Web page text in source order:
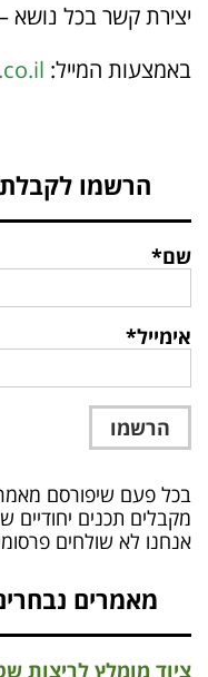
יצירת קשר בכל נושא
באמצעות המייל:
הרשמו לקבלת
שם*
אימייל*
בכל פעם שיפורסם
מקבלים תכנים
אנחנו לא שולחים
מאמרים
ציוד מומלץ לריצות